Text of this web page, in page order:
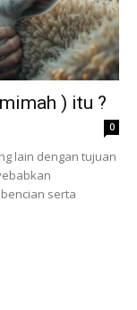
) itu ?
0
lain dengan tujuan
serta